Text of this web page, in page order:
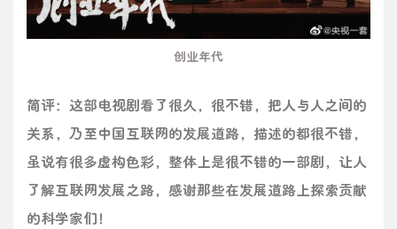
创业年代
简评：这部电视剧看了很久，很不错，把人与人之间的
关系，乃至中国互联网的发展道路，描述的都很不错，
虽说有很多虚构色彩，整体上是很不错的一部剧，让人
了解互联网发展之路，感谢那些在发展道路上探索贡献
的科学家们！